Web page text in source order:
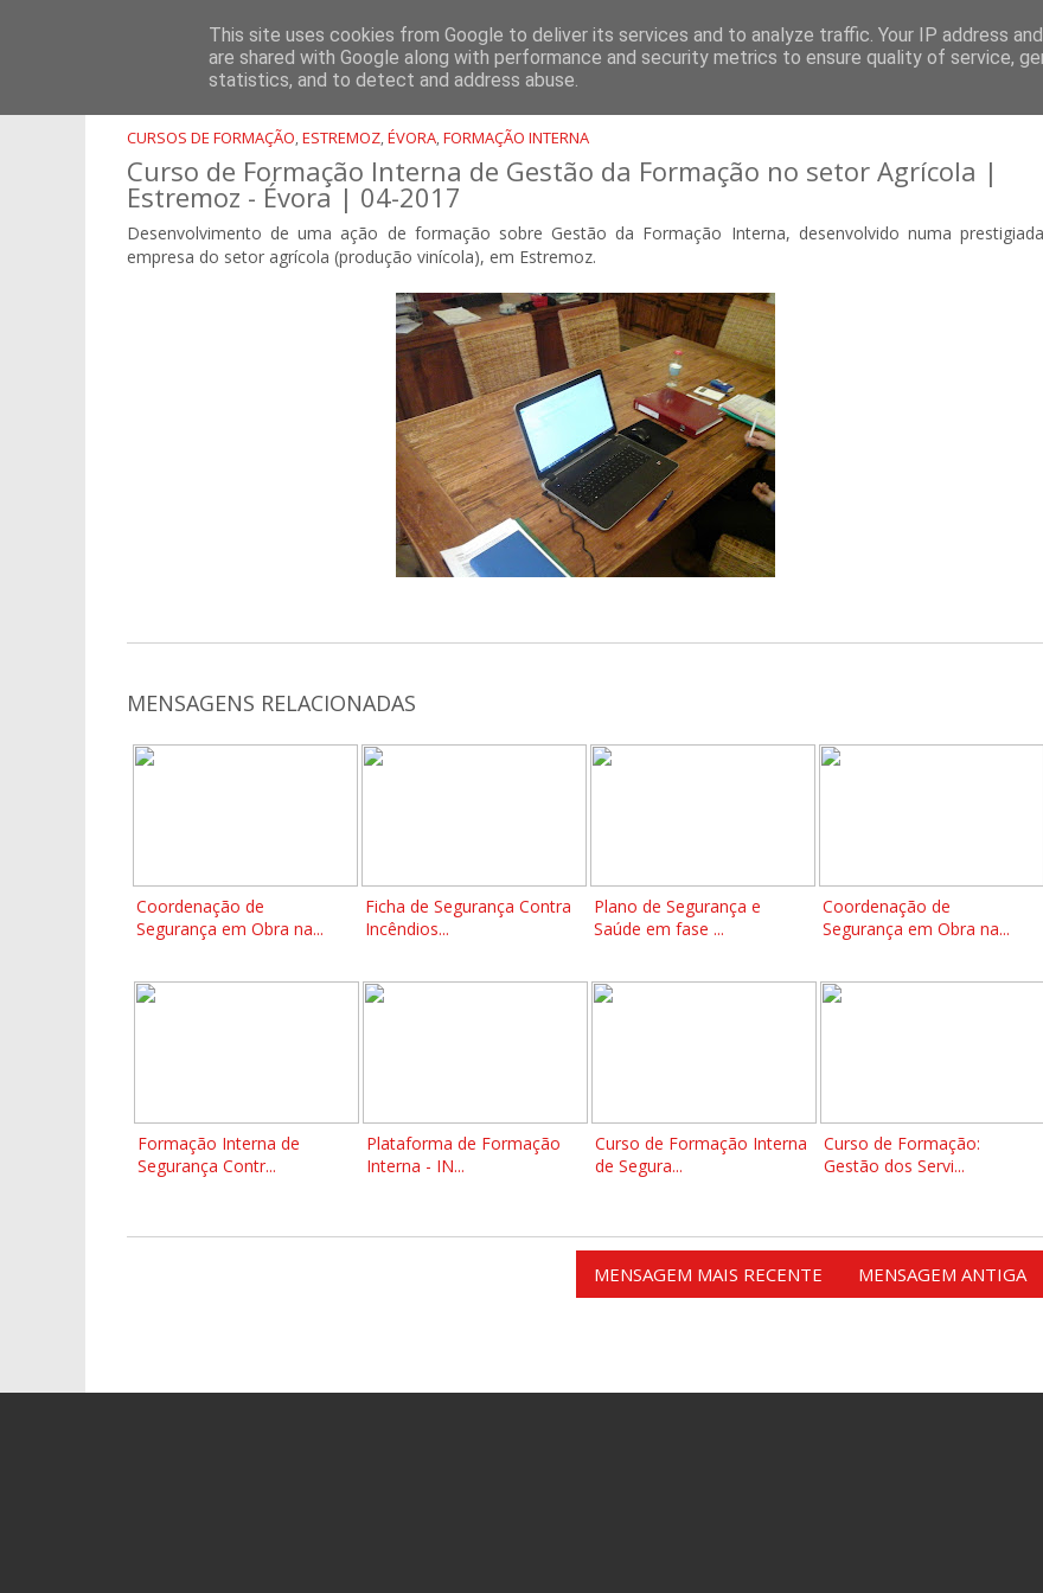
SOBRE NÓS CONSULTORIA FORMAÇÃO PROJETOS CONTACTOS
CURSOS DE FORMAÇÃO, ESTREMOZ, ÉVORA, FORMAÇÃO INTERNA
Curso de Formação Interna de Gestão da Formação no setor Agrícola |
Estremoz - Évora | 04-2017
Desenvolvimento de uma ação de formação sobre Gestão da Formação Interna, desenvolvido numa prestigiada
empresa do setor agrícola (produção vinícola), em Estremoz.
MENSAGENS RELACIONADAS
Coordenação de
Segurança em Obra na...
Ficha de Segurança Contra
Incêndios...
Plano de Segurança e
Saúde em fase ...
Coordenação de
Segurança em Obra na...
Formação Interna de
Segurança Contr...
Plataforma de Formação
Interna - IN...
Curso de Formação Interna
de Segura...
Curso de Formação:
Gestão dos Servi...
MENSAGEM MAIS RECENTE MENSAGEM ANTIGA
This site uses cookies from Google to deliver its services and to analyze traffic. Your IP address
are shared with Google along with performance and security metrics to ensure quality of service,
statistics, and to detect and address abuse.